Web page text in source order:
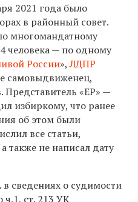
2021 года было
в районный совет.
многомандатному
человека — по одному
России»,ЛДПР
самовыдвиженец,
Представитель «ЕР» —
избиркому, что ранее
об этом были
все статьи,
также не написал дату
сведениях о судимости
ч.1, ст. 213 УК